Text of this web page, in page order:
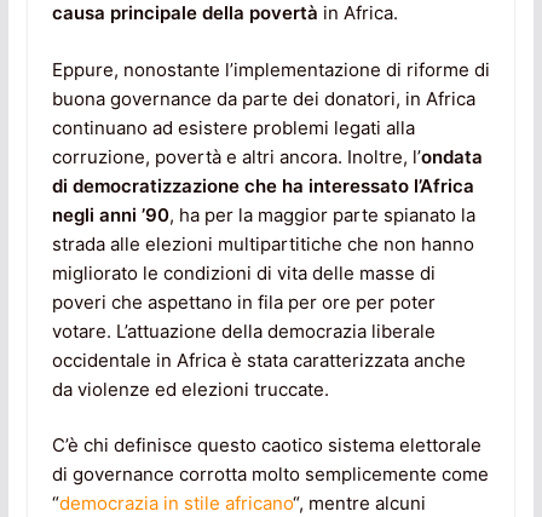
causa principale della povertà in Africa.
Eppure, nonostante l’implementazione di riforme di
buona governance da parte dei donatori, in Africa
continuano ad esistere problemi legati alla
corruzione, povertà e altri ancora. Inoltre, l’ondata
di democratizzazione che ha interessato l’Africa
negli anni ’90, ha per la maggior parte spianato la
strada alle elezioni multipartitiche che non hanno
migliorato le condizioni di vita delle masse di
poveri che aspettano in fila per ore per poter
votare. L’attuazione della democrazia liberale
occidentale in Africa è stata caratterizzata anche
da violenze ed elezioni truccate.
C’è chi definisce questo caotico sistema elettorale
di governance corrotta molto semplicemente come
“democrazia in stile africano“, mentre alcuni